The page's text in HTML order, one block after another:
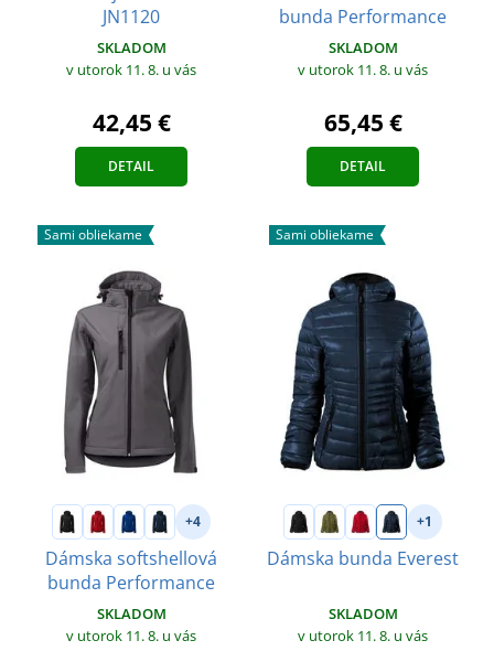
JN1120
SKLADOM
v utorok 11. 8. u vás
42,45 €
DETAIL
bunda Performance
SKLADOM
v utorok 11. 8. u vás
65,45 €
DETAIL
Sami obliekame
+4
Dámska softshellová
bunda Performance
SKLADOM
v utorok 11. 8. u vás
Sami obliekame
+1
Dámska bunda Everest
SKLADOM
v utorok 11. 8. u vás